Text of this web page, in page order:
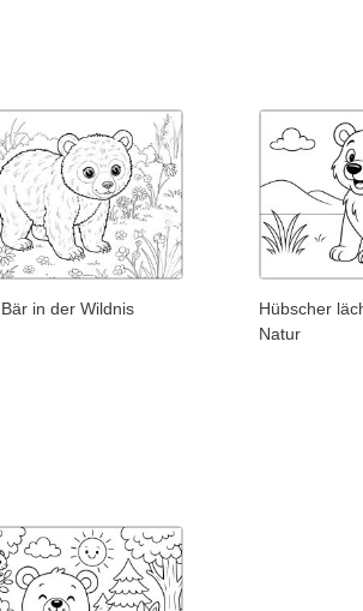
in der Wildnis
Hübscher
Natur